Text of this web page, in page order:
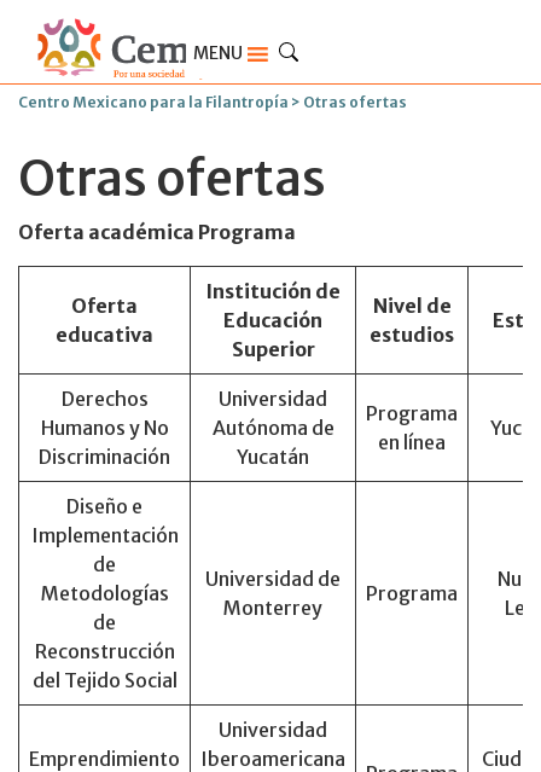
MENU
Centro Mexicano para la Filantropía > Otras ofertas
Otras ofertas
Oferta académica Programa
Oferta
educativa
Institución de
Educación
Superior
Nivel de
estudios
Derechos
Humanos y No
Discriminación
Universidad
Autónoma de
Yucatán
Programa
en línea
Diseño e
Implementación
de
Metodologías
de
Reconstrucción
del Tejido Social
Universidad de
Monterrey
Programa
Emprendimiento
Universidad
Iberoamericana